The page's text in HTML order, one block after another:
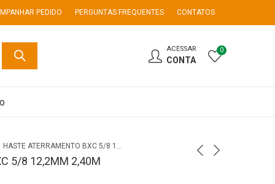
PEDIDO PERGUNTAS FREQUENTES CONTATOS
ACESSAR
CONTA
0
HASTE ATERRAMENTO BXC 5/8 12,2MM 2,40M
5/8 12,2MM 2,40M